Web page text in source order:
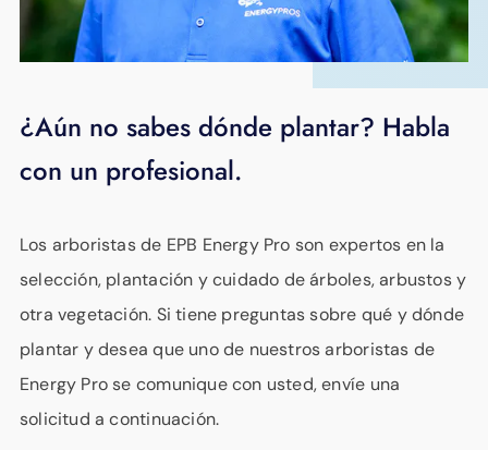
¿Aún no sabes dónde plantar? Habla
con un profesional.
Los arboristas de EPB Energy Pro son expertos en la
selección, plantación y cuidado de árboles, arbustos y
otra vegetación. Si tiene preguntas sobre qué y dónde
plantar y desea que uno de nuestros arboristas de
Energy Pro se comunique con usted, envíe una
solicitud a continuación.